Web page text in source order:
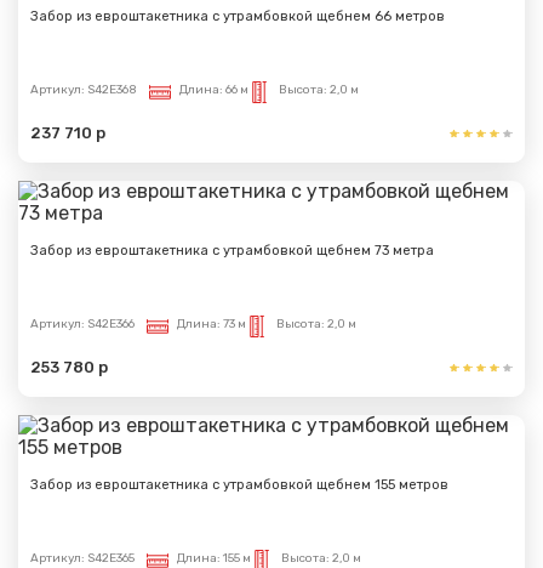
Забор из евроштакетника с утрамбовкой щебнем 66 метров
Артикул: S42E368 Длина: 66 м Высота: 2,0 м
237 710 р
Забор из евроштакетника с утрамбовкой щебнем 73 метра
Артикул: S42E366 Длина: 73 м Высота: 2,0 м
253 780 р
Забор из евроштакетника с утрамбовкой щебнем 155 метров
Артикул: S42E365 Длина: 155 м Высота: 2,0 м